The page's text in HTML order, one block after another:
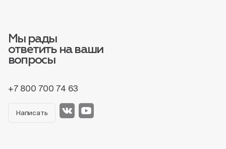
Мы рады
ответить на ваши
вопросы
+7 800 700 74 63
Написать